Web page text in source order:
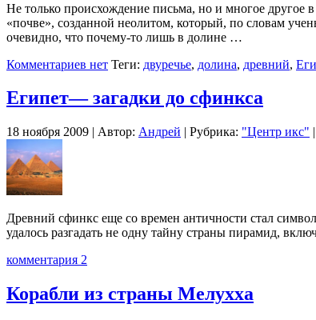
Не только происхождение письма, но и многое другое
«почве», созданной неолитом, который, по словам
очевидно, что почему-то лишь в долине …
Комментариев нет Теги: двуречье, долина, древний,
Египет— загадки до сфинкса
18 ноября 2009 | Автор: Андрей | Рубрика: "Центр икс"
Древний сфинкс еще со времен античности стал
удалось разгадать не одну тайну страны пирамид,
комментария 2
Корабли из страны Мелухха